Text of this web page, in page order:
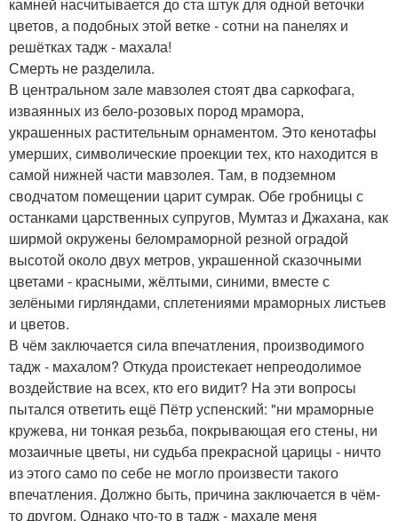
камней насчитывается до ста штук для одной веточки
цветов, а подобных этой ветке - сотни на панелях и
решётках тадж - махала!
Смерть не разделила.
В центральном зале мавзолея стоят два саркофага,
изваянных из бело-розовых пород мрамора,
украшенных растительным орнаментом. Это кенотафы
умерших, символические проекции тех, кто находится в
самой нижней части мавзолея. Там, в подземном
сводчатом помещении царит сумрак. Обе гробницы с
останками царственных супругов, Мумтаз и Джахана, как
ширмой окружены беломраморной резной оградой
высотой около двух метров, украшенной сказочными
цветами - красными, жёлтыми, синими, вместе с
зелёными гирляндами, сплетениями мраморных листьев
и цветов.
В чём заключается сила впечатления, производимого
тадж - махалом? Откуда проистекает непреодолимое
воздействие на всех, кто его видит? На эти вопросы
пытался ответить ещё Пётр успенский: "ни мраморные
кружева, ни тонкая резьба, покрывающая его стены, ни
мозаичные цветы, ни судьба прекрасной царицы - ничто
из этого само по себе не могло произвести такого
впечатления. Должно быть, причина заключается в чём-
то другом. Однако что-то в тадж - махале меня